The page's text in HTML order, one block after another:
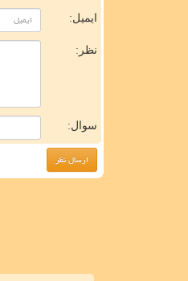
ایمیل:
نظر:
سوال: